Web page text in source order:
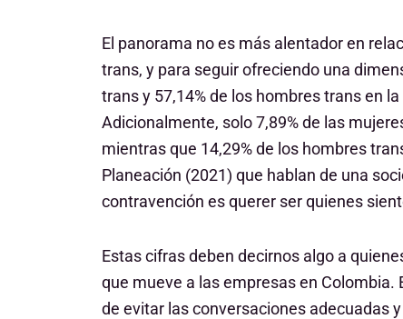
El panorama no es más alentador en
trans, y para seguir ofreciendo una
trans y 57,14% de los hombres trans en
Adicionalmente, solo 7,89% de las
mientras que 14,29% de los hombres
Planeación (2021) que hablan de una
contravención es querer ser quienes
Estas cifras deben decirnos algo a
que mueve a las empresas en Colombia.
de evitar las conversaciones adecuadas